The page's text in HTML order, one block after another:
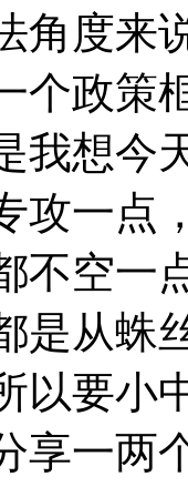
角度来
个政策
我想今
攻一点
不空一
是从蛛
以要小
享一两